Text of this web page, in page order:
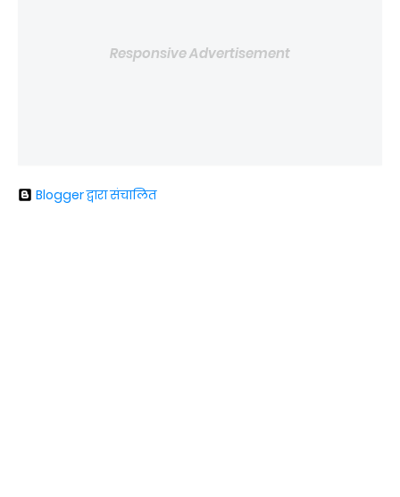
Responsive Advertisement
Blogger द्वारा संचालित